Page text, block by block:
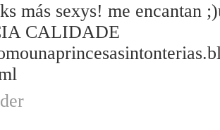
más sexys! me encantan
CALIDADE